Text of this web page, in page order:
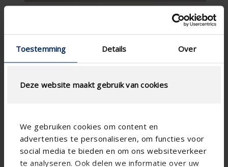
Toestemming Details Over
Deze website maakt gebruik van cookies
We gebruiken cookies om content en
advertenties te personaliseren, om functies voor
social media te bieden en om ons websiteverkeer
te analyseren. Ook delen we informatie over uw